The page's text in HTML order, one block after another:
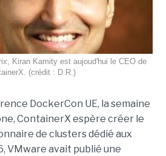
Kiran Kamity est aujoud'hui le CEO de
(crédit : D.R.)
DockerCon UE, la semaine
ContainerX espère créer le
de clusters dédié aux
VMware avait publié une